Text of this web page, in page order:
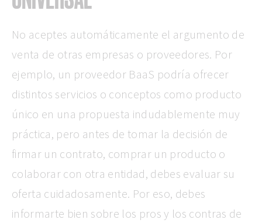
No aceptes automáticamente el argumento de
venta de otras empresas o proveedores. Por
ejemplo, un proveedor BaaS podría ofrecer
distintos servicios o conceptos como producto
único en una propuesta indudablemente muy
práctica, pero antes de tomar la decisión de
firmar un contrato, comprar un producto o
colaborar con otra entidad, debes evaluar su
oferta cuidadosamente. Por eso, debes
informarte bien sobre los pros y los contras de